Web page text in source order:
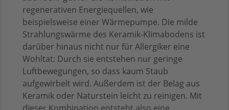
regenerativen Energiequellen, wie
beispielsweise einer Wärmepumpe. Die milde
Strahlungswärme des Keramik-Klimabodens ist
darüber hinaus nicht nur für Allergiker eine
Wohltat: Durch sie entstehen nur geringe
Luftbewegungen, so dass kaum Staub
aufgewirbelt wird. Außerdem ist der Belag aus
Keramik oder Naturstein leicht zu reinigen. Mit